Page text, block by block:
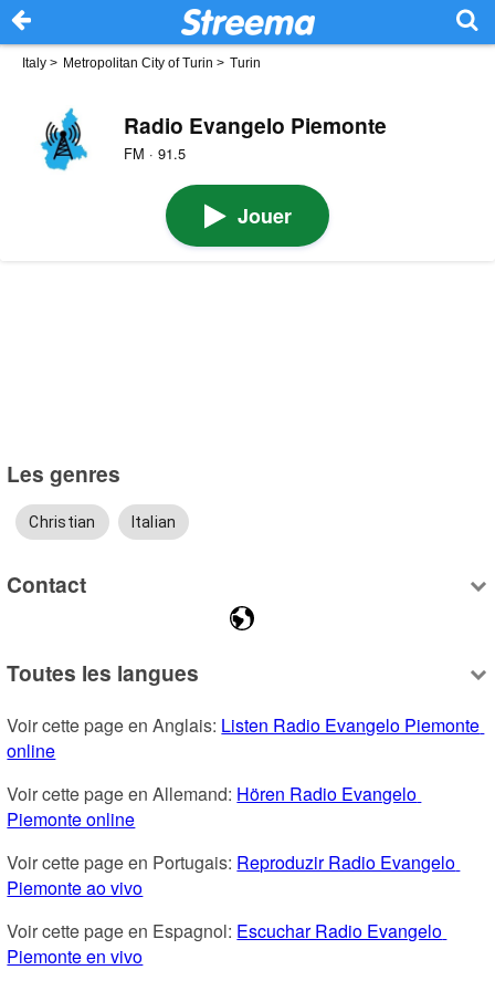
Italy > Metropolitan City of Turin > Turin
Radio Evangelo Piemonte
FM · 91.5
Jouer
Les genres
Christian Italian
Contact
Toutes les langues
Voir cette page en Anglais: Listen Radio Evangelo Piemonte
online
Voir cette page en Allemand: Hören Radio Evangelo
Piemonte online
Voir cette page en Portugais: Reproduzir Radio Evangelo
Piemonte ao vivo
Voir cette page en Espagnol: Escuchar Radio Evangelo
Piemonte en vivo